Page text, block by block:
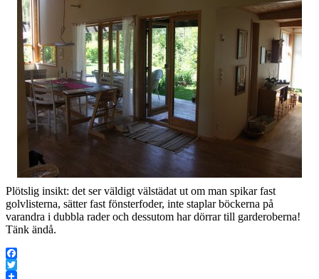
Plötslig insikt: det ser väldigt välstädat ut om man spikar fast
golvlisterna, sätter fast fönsterfoder, inte staplar böckerna på
varandra i dubbla rader och dessutom har dörrar till garderoberna!
Tänk ändå.
Facebook
Twitter